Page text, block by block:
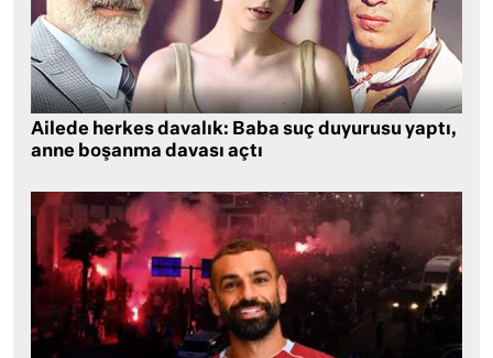
Ailede herkes davalık: Baba suç duyurusu yaptı,
anne boşanma davası açtı